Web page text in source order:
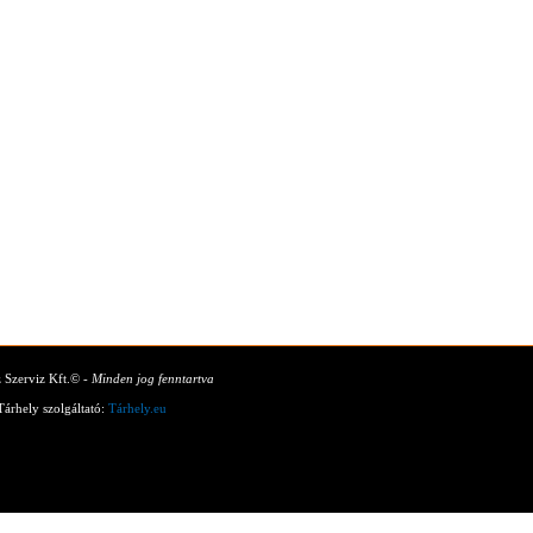
Szerviz Kft.© - Minden jog fenntartva
szolgáltató: Tárhely.eu